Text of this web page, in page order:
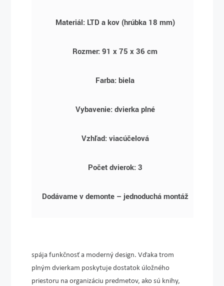
Materiál: LTD a kov (hrúbka 18 mm)
Rozmer: 91 x 75 x 36 cm
Farba: biela
Vybavenie: dvierka plné
Vzhľad: viacúčelová
Počet dvierok: 3
Dodávame v demonte – jednoduchá montáž
spája funkčnosť a moderný design. Vďaka trom
plným dvierkam poskytuje dostatok úložného
priestoru na organizáciu predmetov, ako sú knihy,